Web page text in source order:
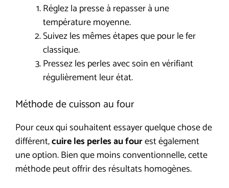
Réglez la presse à repasser à une
température moyenne.
Suivez les mêmes étapes que pour le fer
classique.
Pressez les perles avec soin en vérifiant
régulièrement leur état.
Méthode de cuisson au four
Pour ceux qui souhaitent essayer quelque chose de
différent,cuire les perles au fourest également
une option. Bien que moins conventionnelle, cette
méthode peut offrir des résultats homogènes.